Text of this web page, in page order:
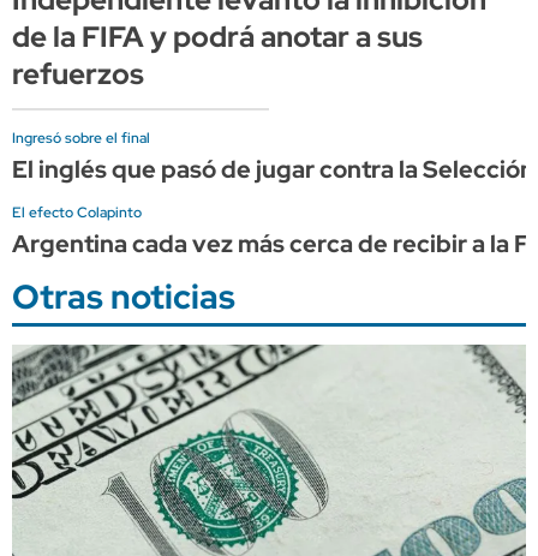
de la FIFA y podrá anotar a sus
refuerzos
Ingresó sobre el final
El inglés que pasó de jugar contra la
El efecto Colapinto
Argentina cada vez más cerca de recibir a la
Otras noticias